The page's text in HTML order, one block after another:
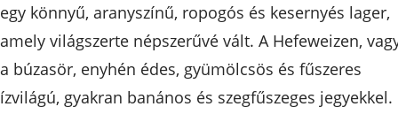
egy könnyű, aranyszínű, ropogós és kesernyés lager,
amely világszerte népszerűvé vált. A Hefeweizen,
a búzasör, enyhén édes, gyümölcsös és fűszeres
ízvilágú, gyakran banános és szegfűszeges jegyekkel.